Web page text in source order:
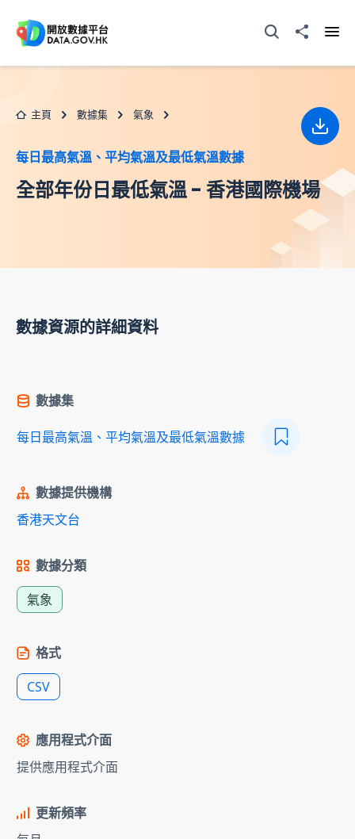
打開搜尋器分享至
主頁 數據集 氣象
每日最高氣溫、平均氣溫及最低氣溫數據
全部年份日最低氣溫 - 香港國際機場
下載
數據資源的詳細資料
數據集
每日最高氣溫、平均氣溫及最低氣溫數據
數據提供機構
香港天文台
數據分類
氣象
格式
CSV
應用程式介面
提供應用程式介面
更新頻率